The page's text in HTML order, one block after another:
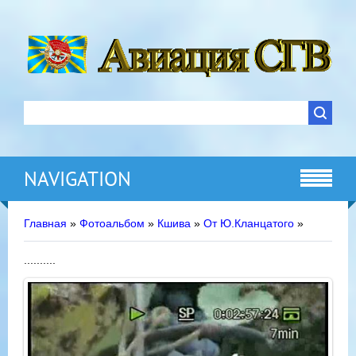
NAVIGATION
Главная » Фотоальбом » Кшива » От Ю.Кланцатого »